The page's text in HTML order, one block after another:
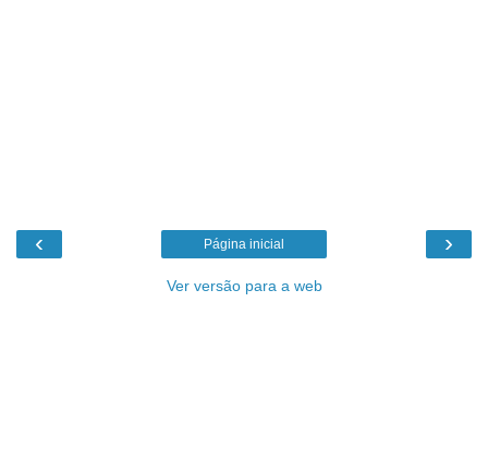
‹ ›
Página inicial
Ver versão para a web